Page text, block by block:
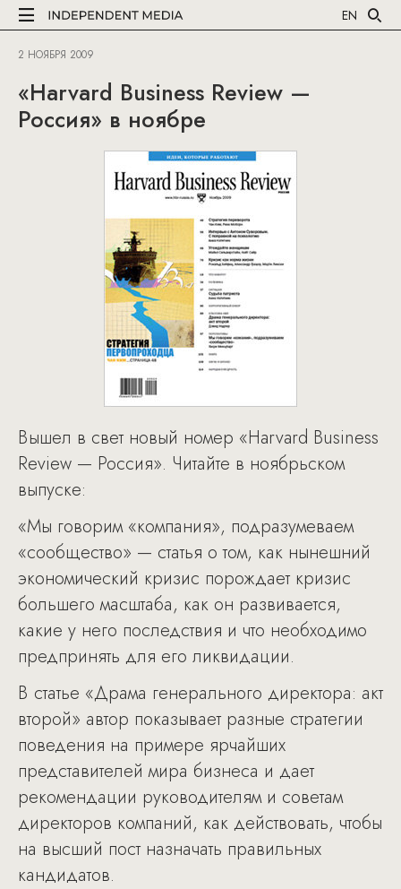
EN
2 НОЯБРЯ 2009
«Harvard Business Review —
Россия» в ноябре
Вышел в свет новый номер «Harvard Business
Review — Россия». Читайте в ноябрьском
выпуске:
«Мы говорим «компания», подразумеваем
«сообщество» — статья о том, как нынешний
экономический кризис порождает кризис
большего масштаба, как он развивается,
какие у него последствия и что необходимо
предпринять для его ликвидации.
В статье «Драма генерального директора: акт
второй» автор показывает разные стратегии
поведения на примере ярчайших
представителей мира бизнеса и дает
рекомендации руководителям и советам
директоров компаний, как действовать, чтобы
на высший пост назначать правильных
кандидатов.